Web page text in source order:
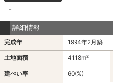
-
詳細情報
完成年 1994年2月築
土地面積 41.18m²
建ぺい率 60(%)